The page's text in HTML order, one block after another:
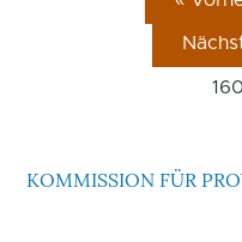
KOMMISSION FÜR